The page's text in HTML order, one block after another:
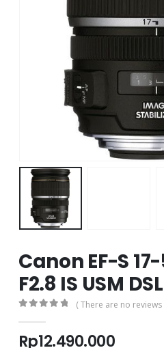
Canon EF-S
F2.8 IS USM
( There are no reviews
Rp12.490.000